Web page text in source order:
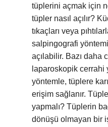
tüplerini açmak için
tüpler nasıl açılır?
tıkaçları veya
salpingografi
açılabilir. Bazı daha
laparoskopik cerrahi
yöntemle, tüplere
erişim sağlanır.
yapmalı? Tüplerin
dönüşü olmayan bir